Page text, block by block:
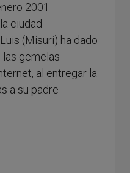
2001
ciudad
(Misuri) ha dado
las gemelas
al entregar la
a su padre